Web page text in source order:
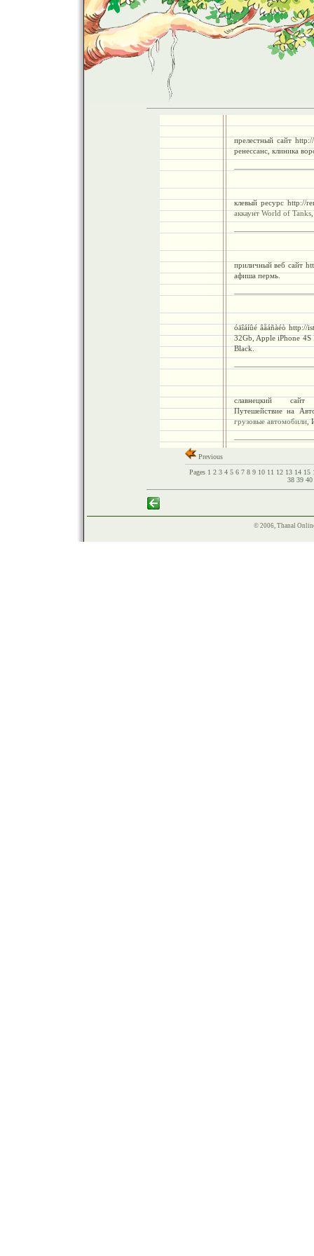
прелестный сайт
ренессанс, клиника
клевый ресурс http://
аккаунт World of Tanks,
приличный веб сайт
афиша пермь.
óäîáíûé âåáñàéò http://
32Gb, Apple iPhone
Black.
славнецкий сайт
Путешействие на
грузовые автомобили,
Previous
Pages 1 2 3 4 5 6 7 8 9 10 11 12 13 14 15
38 39 40
© 2006, Thanal